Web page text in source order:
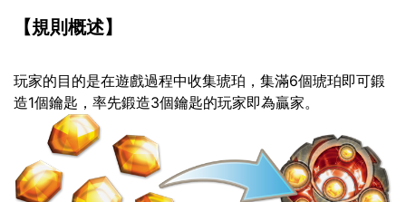
【規則概述】
玩家的目的是在遊戲過程中收集琥珀，集滿6個琥珀即可鍛
造1個鑰匙，率先鍛造3個鑰匙的玩家即為贏家。